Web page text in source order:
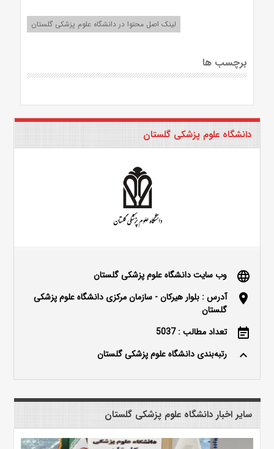
لینک اصل محتوا در دانشگاه علوم پزشکی گلستان
برچسب ها
دانشگاه علوم پزشکی گلستان
language وب سایت دانشگاه علوم پزشکی گلستان
location_on
آدرس : بلوار هیرکان - سازمان مرکزی دانشگاه علوم پزشکی
گلستان
event_note تعداد مطالب : 5037
keyboard_arrow_up رتبه‌بندی دانشگاه علوم پزشکی گلستان
سایر اخبار دانشگاه علوم پزشکی گلستان